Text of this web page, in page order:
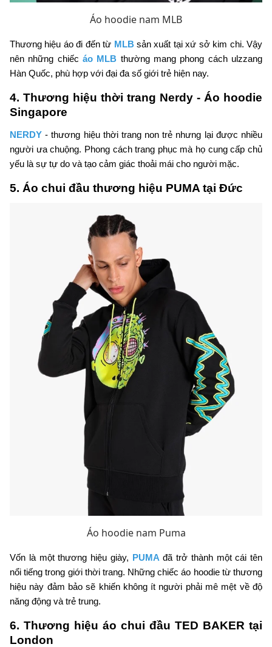
Áo hoodie nam MLB
Thương hiệu áo đi đến từ MLBsản xuất tại xứ sở kim chi. Vậy
nên những chiếc áo MLB thường mang phong cách ulzzang
Hàn Quốc, phù hợp với đại đa số giới trẻ hiện nay.
4. Thương hiệu thời trang Nerdy - Áo hoodie
Singapore
NERDY - thương hiệu thời trang non trẻ nhưng lại được nhiều
người ưa chuộng. Phong cách trang phục mà họ cung cấp chủ
yếu là sự tự do và tạo cảm giác thoải mái cho người mặc.
5. Áo chui đầu thương hiệu PUMA tại Đức
Áo hoodie nam Puma
Vốn là một thương hiệu giày, PUMA đã trở thành một cái tên
nổi tiếng trong giới thời trang. Những chiếc áo hoodie từ thương
hiệu này đảm bảo sẽ khiến không ít người phải mê mệt về độ
năng động và trẻ trung.
6. Thương hiệu áo chui đầu TED BAKER tại
London